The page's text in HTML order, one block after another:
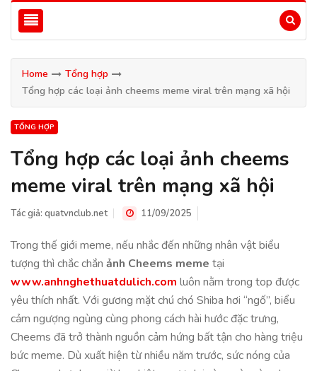
Home
Tổng hợp
Tổng hợp các loại ảnh cheems meme viral trên mạng xã hội
TỔNG HỢP
Tổng hợp các loại ảnh cheems
meme viral trên mạng xã hội
Tác giả: quatvnclub.net 11/09/2025
Trong thế giới meme, nếu nhắc đến những nhân vật biểu
tượng thì chắc chắn ảnh Cheems meme tại
www.anhnghethuatdulich.com luôn nằm trong top được
yêu thích nhất. Với gương mặt chú chó Shiba hơi “ngố”, biểu
cảm ngượng ngùng cùng phong cách hài hước đặc trưng,
Cheems đã trở thành nguồn cảm hứng bất tận cho hàng triệu
bức meme. Dù xuất hiện từ nhiều năm trước, sức nóng của